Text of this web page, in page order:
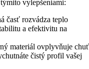
vylepšeniami:
časť rozvádza teplo
a efektivitu na
materiál ovplyvňuje chuť
čistý profil vašej